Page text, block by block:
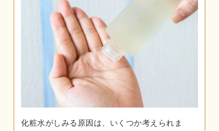
化粧水がしみる原因は、いくつか考えられま